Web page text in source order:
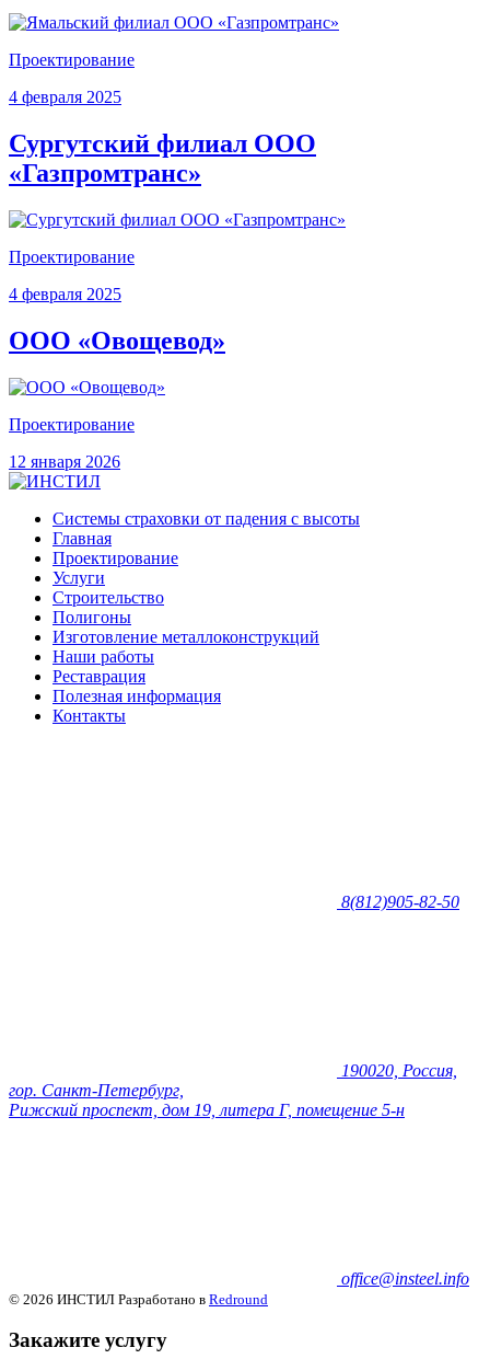
Проектирование
4 февраля 2025
Сургутский филиал ООО
«Газпромтранс»
Проектирование
4 февраля 2025
ООО «Овощевод»
Проектирование
12 января 2026
Системы страховки от падения с высоты
Главная
Проектирование
Услуги
Строительство
Полигоны
Изготовление металлоконструкций
Наши работы
Реставрация
Полезная информация
Контакты
8(812)905-82-50
190020, Россия,
гор. Санкт-Петербург,
Рижский проспект, дом 19, литера Г, помещение 5-н
office@insteel.info
© 2026 ИНСТИЛ Разработано в Redround
Закажите услугу